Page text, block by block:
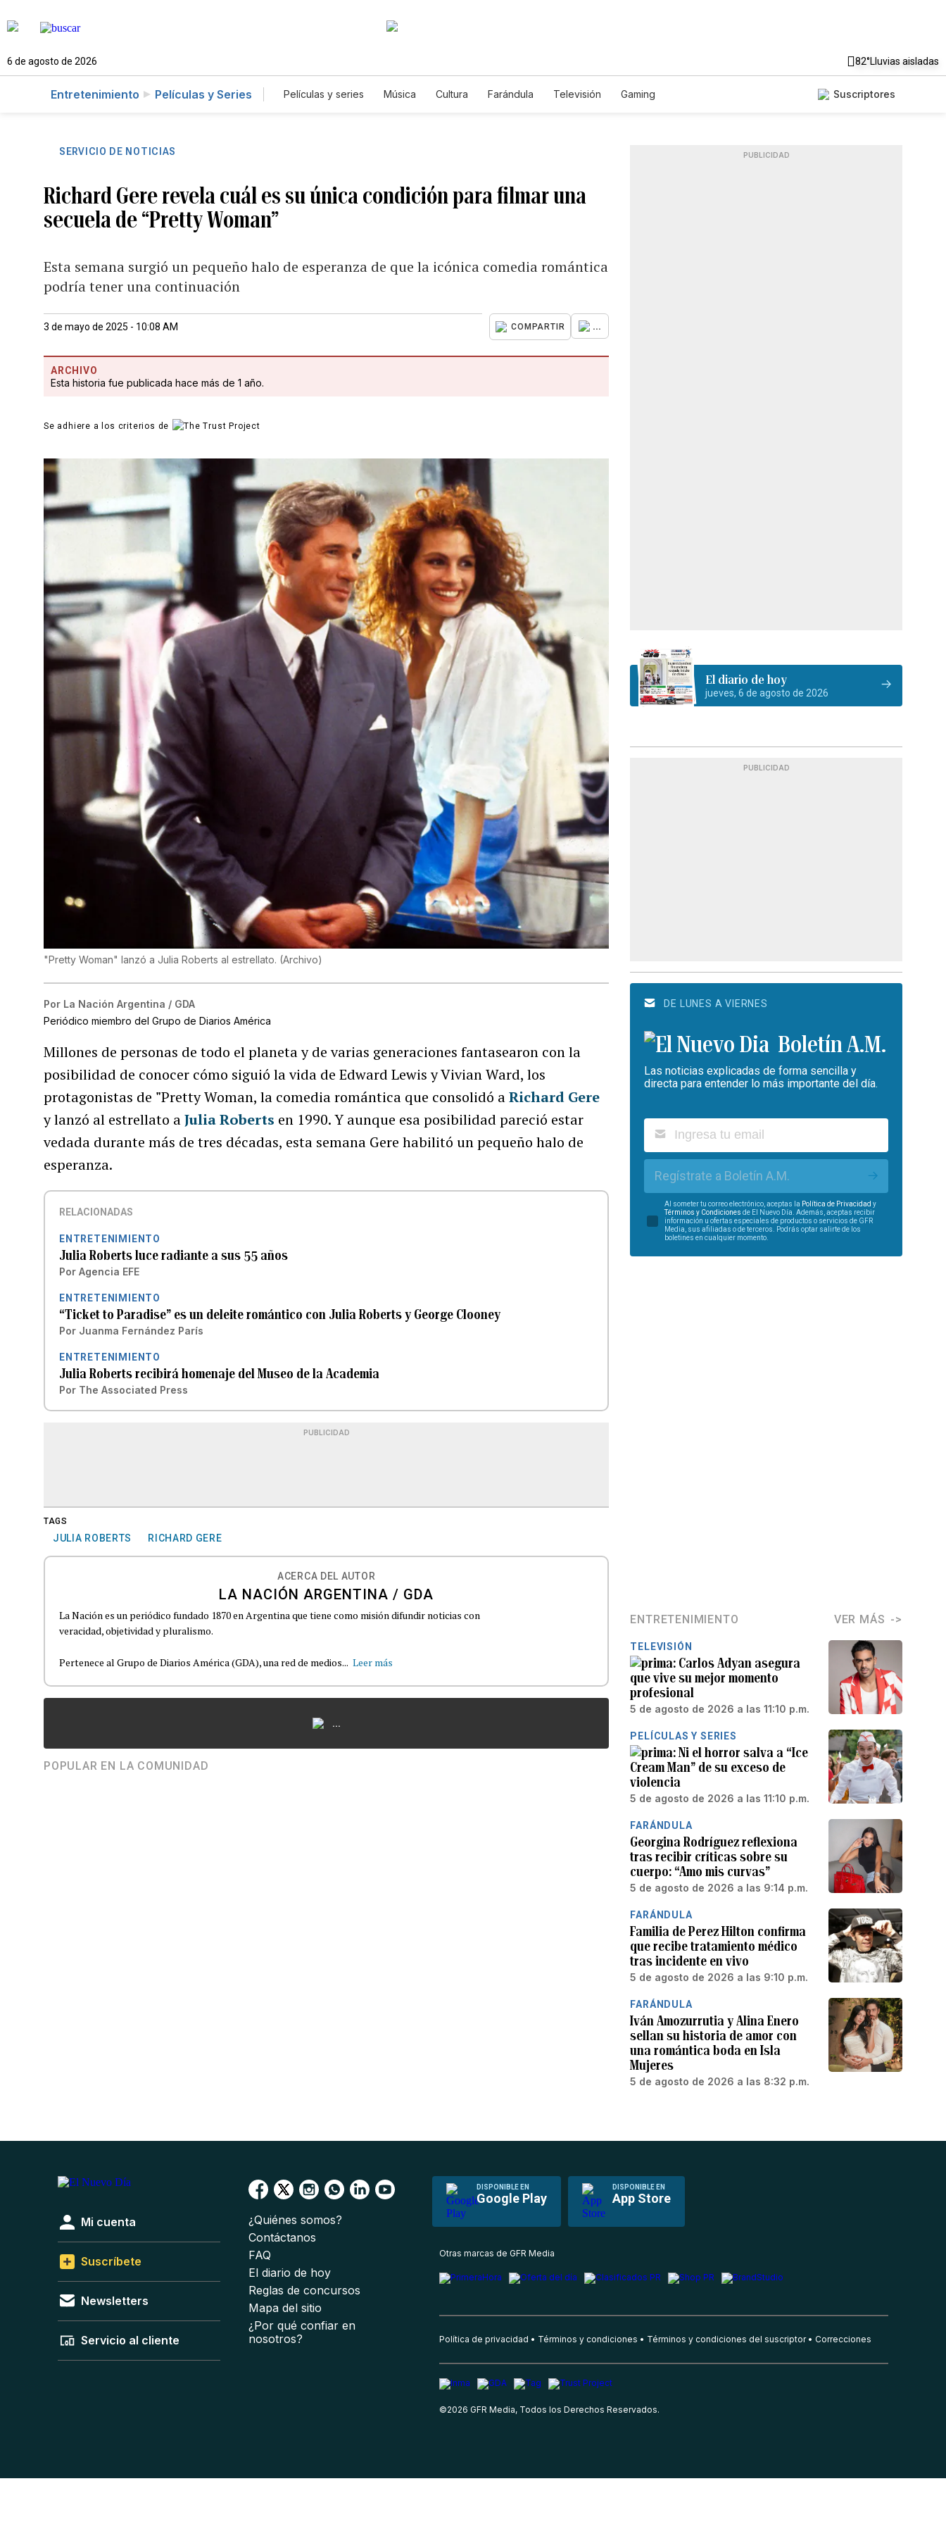
6 de agosto de 2026 82°Lluvias aisladas
Entretenimiento Películas y Series Películas y series Música Cultura Farándula Televisión Gaming Suscriptores
SERVICIO DE NOTICIAS
Richard Gere revela cuál es su única condición para filmar una
secuela de “Pretty Woman”
Esta semana surgió un pequeño halo de esperanza de que la icónica comedia romántica
podría tener una continuación
3 de mayo de 2025 - 10:08 AM COMPARTIR ...
ARCHIVO
Esta historia fue publicada hace más de 1 año.
Se adhiere a los criterios de
"Pretty Woman" lanzó a Julia Roberts al estrellato. (Archivo)
Por La Nación Argentina / GDA
Periódico miembro del Grupo de Diarios América
Millones de personas de todo el planeta y de varias generaciones fantasearon con la
posibilidad de conocer cómo siguió la vida de Edward Lewis y Vivian Ward, los
protagonistas de "Pretty Woman, la comedia romántica que consolidó aRichard Gere
y lanzó al estrellato aJulia Roberts en 1990. Y aunque esa posibilidad pareció estar
vedada durante más de tres décadas, esta semana Gere habilitó un pequeño halo de
esperanza.
RELACIONADAS
ENTRETENIMIENTO
Julia Roberts luce radiante a sus 55 años
Por Agencia EFE
ENTRETENIMIENTO
“Ticket to Paradise” es un deleite romántico con Julia Roberts y George Clooney
Por Juanma Fernández París
ENTRETENIMIENTO
Julia Roberts recibirá homenaje del Museo de la Academia
Por The Associated Press
PUBLICIDAD
TAGS
JULIA ROBERTS RICHARD GERE
ACERCA DEL AUTOR
LA NACIÓN ARGENTINA / GDA
La Nación es un periódico fundado 1870 en Argentina que tiene como misión difundir noticias con
veracidad, objetividad y pluralismo.
Pertenece al Grupo de Diarios América (GDA), una red de medios... Leer más
...
POPULAR EN LA COMUNIDAD
PUBLICIDAD
El diario de hoy
jueves, 6 de agosto de 2026
PUBLICIDAD
DE LUNES A VIERNES
Boletín A.M.
Las noticias explicadas de forma sencilla y
directa para entender lo más importante del día.
Regístrate a Boletín A.M.
Al someter tu correo electrónico, aceptas la Política de Privacidad y
Términos y Condiciones de El Nuevo Día. Además, aceptas recibir
información u ofertas especiales de productos o servicios de GFR
Media, sus afiliadas o de terceros. Podrás optar salirte de los
boletines en cualquier momento.
ENTRETENIMIENTO VER MÁS
TELEVISIÓN
Carlos Adyan asegura
que vive su mejor momento
profesional
5 de agosto de 2026 a las 11:10 p.m.
PELÍCULAS Y SERIES
Ni el horror salva a “Ice
Cream Man” de su exceso de
violencia
5 de agosto de 2026 a las 11:10 p.m.
FARÁNDULA
Georgina Rodríguez reflexiona
tras recibir críticas sobre su
cuerpo: “Amo mis curvas”
5 de agosto de 2026 a las 9:14 p.m.
FARÁNDULA
Familia de Perez Hilton confirma
que recibe tratamiento médico
tras incidente en vivo
5 de agosto de 2026 a las 9:10 p.m.
FARÁNDULA
Iván Amozurrutia y Alina Enero
sellan su historia de amor con
una romántica boda en Isla
Mujeres
5 de agosto de 2026 a las 8:32 p.m.
DISPONIBLE EN
Google Play
DISPONIBLE EN
App Store
Mi cuenta
Suscríbete
Newsletters
Servicio al cliente
¿Quiénes somos?
Contáctanos
FAQ
El diario de hoy
Reglas de concursos
Mapa del sitio
¿Por qué confiar en
nosotros?
Otras marcas de GFR Media
Política de privacidad Términos y condiciones Términos y condiciones del suscriptor Correcciones
©2026 GFR Media, Todos los Derechos Reservados.